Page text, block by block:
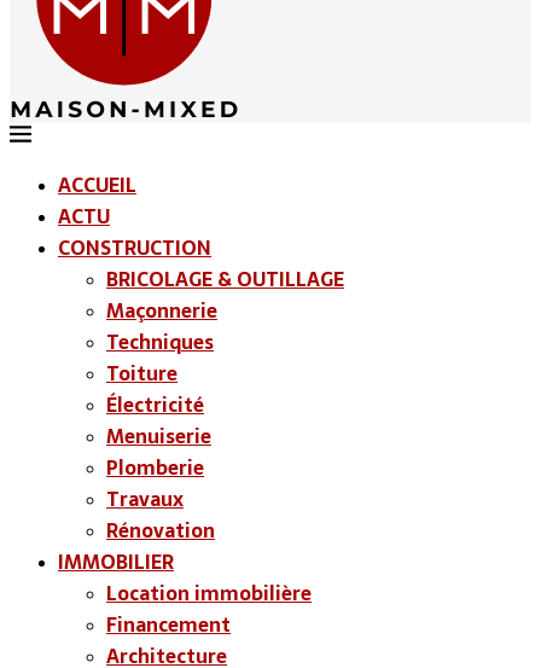
ACCUEIL
ACTU
CONSTRUCTION
BRICOLAGE & OUTILLAGE
Maçonnerie
Techniques
Toiture
Électricité
Menuiserie
Plomberie
Travaux
Rénovation
IMMOBILIER
Location immobilière
Financement
Architecture